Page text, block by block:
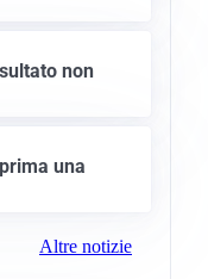
non
una
Altre notizie